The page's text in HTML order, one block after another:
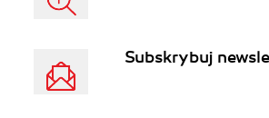
Subskrybuj